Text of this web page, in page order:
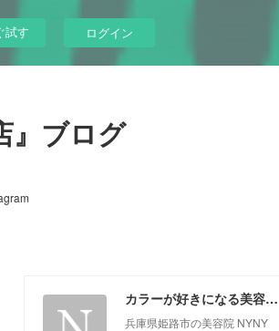
試す ログイン
』ブログ
カラーが好きになる美容院『NYNY姫路本店』ブログ
兵庫県姫路市の美容院 NYNY